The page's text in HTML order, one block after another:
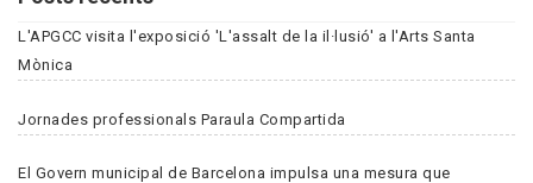
L'APGCC visita l'exposició 'L'assalt de la il·lusió' a l'Arts Santa
Mònica
Jornades professionals Paraula Compartida
El Govern municipal de Barcelona impulsa una mesura que